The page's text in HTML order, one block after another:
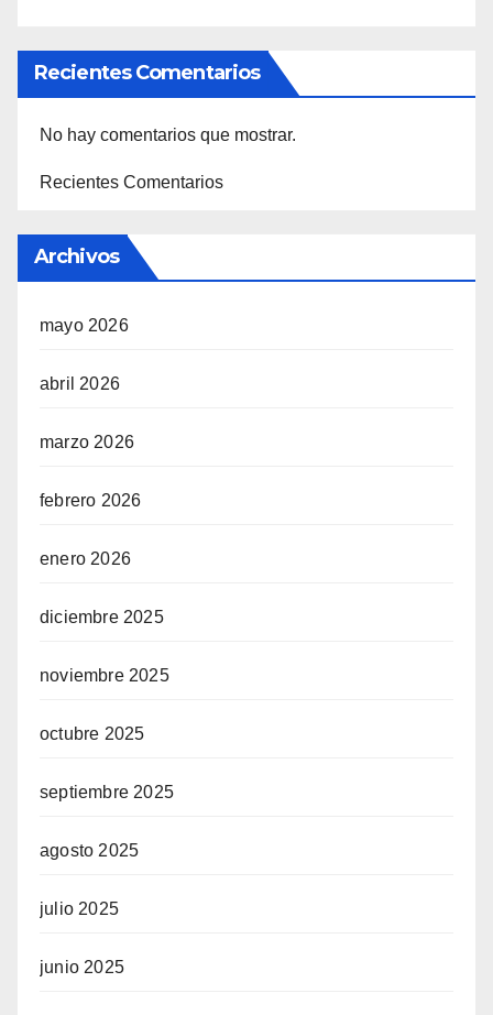
Recientes Comentarios
No hay comentarios que mostrar.
Recientes Comentarios
Archivos
mayo 2026
abril 2026
marzo 2026
febrero 2026
enero 2026
diciembre 2025
noviembre 2025
octubre 2025
septiembre 2025
agosto 2025
julio 2025
junio 2025